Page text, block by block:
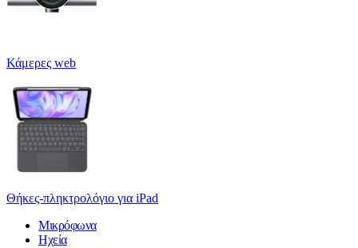
Κάμερες web
Θήκες-πληκτρολόγιο για iPad
Μικρόφωνα
Ηχεία